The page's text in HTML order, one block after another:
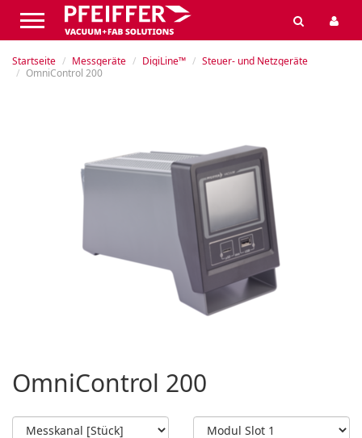
Startseite Messgeräte DigiLine™
Steuer- und Netzgeräte
OmniControl 200
OmniControl 200